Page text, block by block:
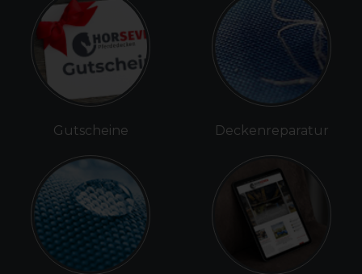
Gutscheine Deckenreparatur